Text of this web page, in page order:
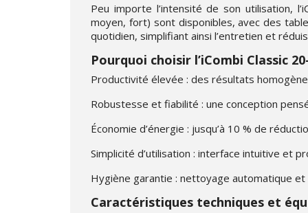
Peu importe l’intensité de son utilisation,
moyen, fort) sont disponibles, avec des
quotidien, simplifiant ainsi l’entretien et
Pourquoi choisir l’iCombi Classic
Productivité élevée : des résultats
Robustesse et fiabilité : une conception
Économie d’énergie : jusqu’à 10 % de
Simplicité d’utilisation : interface intuitive et
Hygiène garantie : nettoyage automatique et
Caractéristiques techniques et